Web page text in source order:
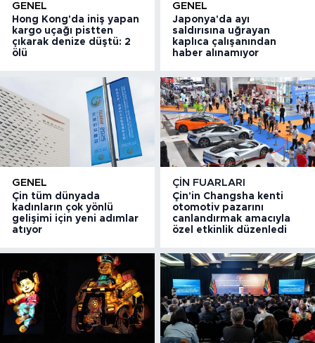
GENEL
Hong Kong'da iniş yapan
kargo uçağı pistten
çıkarak denize düştü: 2
ölü
GENEL
Japonya'da ayı
saldırısına uğrayan
kaplıca çalışanından
haber alınamıyor
GENEL
Çin tüm dünyada
kadınların çok yönlü
gelişimi için yeni adımlar
atıyor
ÇIN FUARLARI
Çin'in Changsha kenti
otomotiv pazarını
canlandırmak amacıyla
özel etkinlik düzenledi